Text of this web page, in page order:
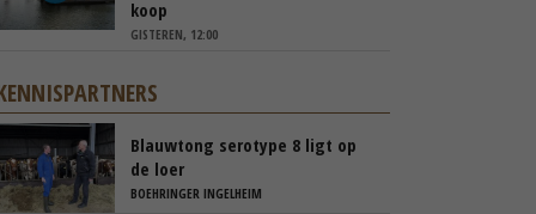
koop
GISTEREN, 12:00
Blauwtong serotype 8 ligt op
de loer
BOEHRINGER INGELHEIM